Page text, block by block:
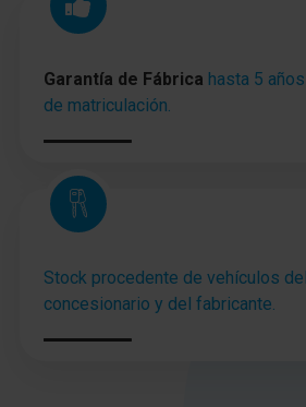
Garantía de Fábrica hasta 5
de matriculación.
Stock procedente de vehículos
concesionario y del fabricante.